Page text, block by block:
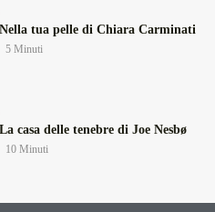
Nella tua pelle di Chiara Carminati
5 Minuti
casa delle tenebre di Joe Nesbø
10 Minuti